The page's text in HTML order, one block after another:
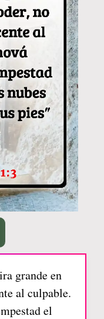
grande en
al culpable.
el